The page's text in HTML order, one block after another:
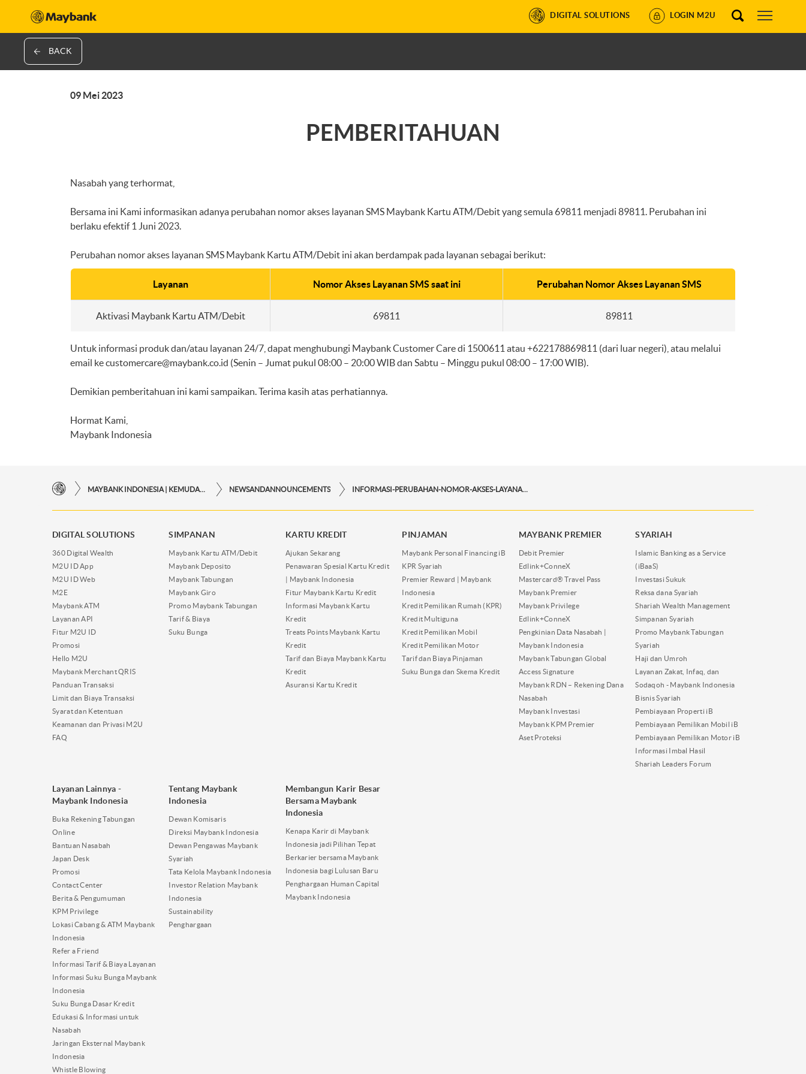
DIGITAL SOLUTIONS LOGIN M2U
BACK
09 Mei 2023
PEMBERITAHUAN
Nasabah yang terhormat,
Bersama ini Kami informasikan adanya perubahan nomor akses layanan SMS Maybank Kartu ATM/Debit yang semula 69811 menjadi 89811. Perubahan ini
berlaku efektif 1 Juni 2023.
Perubahan nomor akses layanan SMS Maybank Kartu ATM/Debit ini akan berdampak pada layanan sebagai berikut:
Layanan Nomor Akses Layanan SMS saat ini Perubahan Nomor Akses Layanan SMS
Aktivasi Maybank Kartu ATM/Debit 69811 89811
Untuk informasi produk dan/atau layanan 24/7, dapat menghubungi Maybank Customer Care di 1500611 atau +622178869811 (dari luar negeri), atau melalui
email kecustomercare@maybank.co.id (Senin – Jumat pukul 08:00 – 20:00 WIB dan Sabtu – Minggu pukul 08:00 – 17:00 WIB).
Demikian pemberitahuan ini kami sampaikan. Terima kasih atas perhatiannya.
Hormat Kami,
Maybank Indonesia
NEWSANDANNOUNCEMENTS
DIGITAL SOLUTIONS
360 Digital Wealth
M2U ID App
M2U ID Web
M2E
Maybank ATM
Layanan API
Fitur M2U ID
Promosi
Hello M2U
Maybank Merchant QRIS
Panduan Transaksi
Limit dan Biaya Transaksi
Syarat dan Ketentuan
Keamanan dan Privasi M2U
FAQ
SIMPANAN
Maybank Kartu ATM/Debit
Maybank Deposito
Maybank Tabungan
Maybank Giro
Promo Maybank Tabungan
Tarif & Biaya
Suku Bunga
KARTU KREDIT
Ajukan Sekarang
Penawaran Spesial Kartu Kredit
| Maybank Indonesia
Fitur Maybank Kartu Kredit
Informasi Maybank Kartu
Kredit
Treats Points Maybank Kartu
Kredit
Tarif dan Biaya Maybank Kartu
Kredit
Asuransi Kartu Kredit
PINJAMAN
Maybank Personal Financing iB
KPR Syariah
Premier Reward | Maybank
Indonesia
Kredit Pemilikan Rumah (KPR)
Kredit Multiguna
Kredit Pemilikan Mobil
Kredit Pemilikan Motor
Tarif dan Biaya Pinjaman
Suku Bunga dan Skema Kredit
MAYBANK PREMIER
Debit Premier
Edlink+ConneX
Mastercard® Travel Pass
Maybank Premier
Maybank Privilege
Edlink+ConneX
Pengkinian Data Nasabah |
Maybank Indonesia
Maybank Tabungan Global
Access Signature
Maybank RDN – Rekening Dana
Nasabah
Maybank Investasi
Maybank KPM Premier
Aset Proteksi
SYARIAH
Islamic Banking as a Service
(iBaaS)
Investasi Sukuk
Reksa dana Syariah
Shariah Wealth Management
Simpanan Syariah
Promo Maybank Tabungan
Syariah
Haji dan Umroh
Layanan Zakat, Infaq, dan
Sodaqoh - Maybank Indonesia
Bisnis Syariah
Pembiayaan Properti iB
Pembiayaan Pemilikan Mobil iB
Pembiayaan Pemilikan Motor iB
Informasi Imbal Hasil
Shariah Leaders Forum
Layanan Lainnya -
Maybank Indonesia
Buka Rekening Tabungan
Online
Bantuan Nasabah
Japan Desk
Promosi
Contact Center
Berita & Pengumuman
KPM Privilege
Lokasi Cabang & ATM Maybank
Indonesia
Refer a Friend
Informasi Tarif & Biaya Layanan
Informasi Suku Bunga Maybank
Indonesia
Suku Bunga Dasar Kredit
Edukasi & Informasi untuk
Nasabah
Jaringan Eksternal Maybank
Indonesia
Whistle Blowing
Tentang Maybank
Indonesia
Dewan Komisaris
Direksi Maybank Indonesia
Dewan Pengawas Maybank
Syariah
Tata Kelola Maybank Indonesia
Investor Relation Maybank
Indonesia
Sustainability
Penghargaan
Membangun Karir Besar
Bersama Maybank
Indonesia
Kenapa Karir di Maybank
Indonesia jadi Pilihan Tepat
Berkarier bersama Maybank
Indonesia bagi Lulusan Baru
Penghargaan Human Capital
Maybank Indonesia